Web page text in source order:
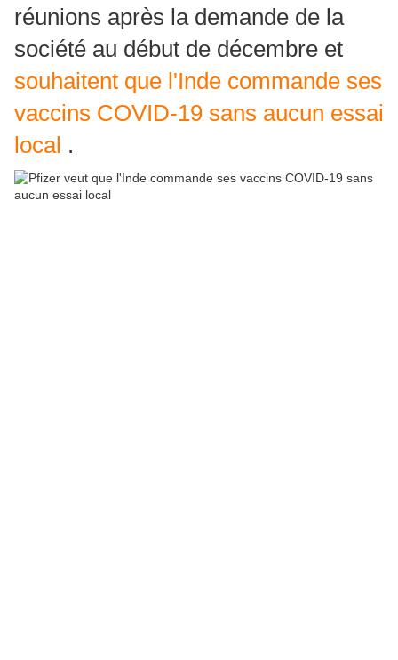
réunions après la demande de la
société au début de décembre et
souhaitent que l'Inde commande ses
vaccins COVID-19 sans aucun essai
local .